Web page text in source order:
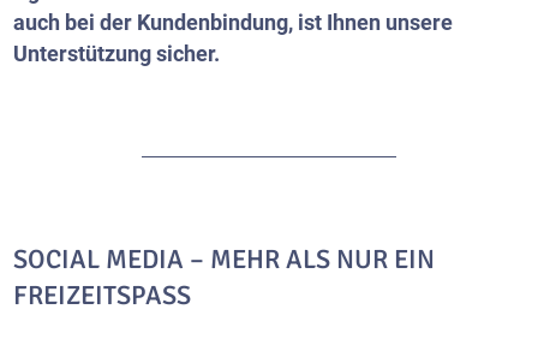
auch bei der Kundenbindung, ist Ihnen unsere
Unterstützung sicher.
SOCIAL MEDIA – MEHR ALS NUR EIN
FREIZEITSPASS